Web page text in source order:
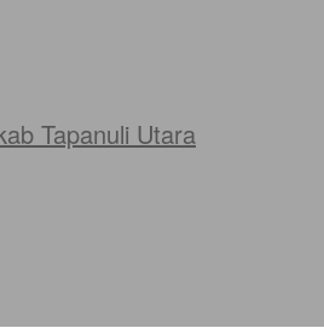
Tapanuli Utara